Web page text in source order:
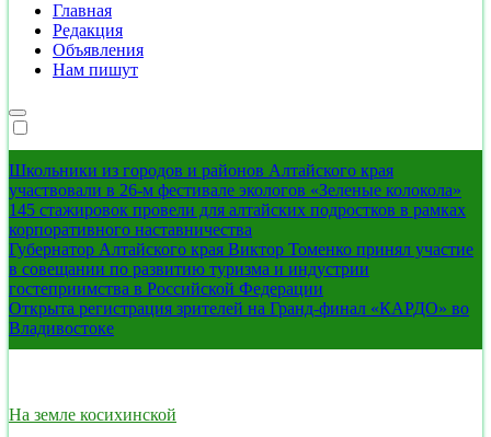
Главная
Редакция
Объявления
Нам пишут
Школьники из городов и районов Алтайского края
участвовали в 26-м фестивале экологов «Зеленые колокола»
145 стажировок провели для алтайских подростков в рамках
корпоративного наставничества
Губернатор Алтайского края Виктор Томенко принял участие
в совещании по развитию туризма и индустрии
гостеприимства в Российской Федерации
Открыта регистрация зрителей на Гранд-финал «КАРДО» во
Владивостоке
На земле косихинской